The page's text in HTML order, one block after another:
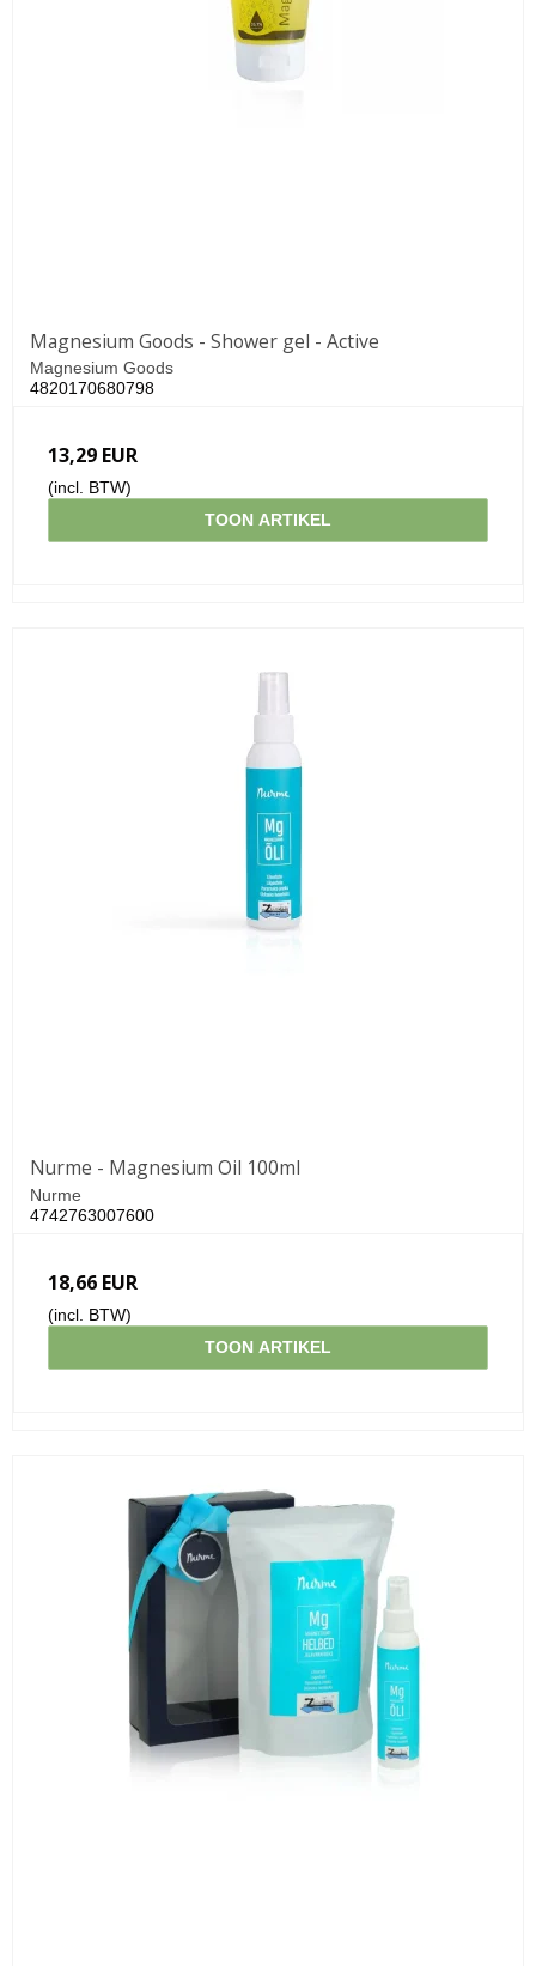
Magnesium Goods - Shower gel - Active
Magnesium Goods
4820170680798
13,29 EUR
(incl. BTW)
TOON ARTIKEL
Nurme - Magnesium Oil 100ml
Nurme
4742763007600
18,66 EUR
(incl. BTW)
TOON ARTIKEL